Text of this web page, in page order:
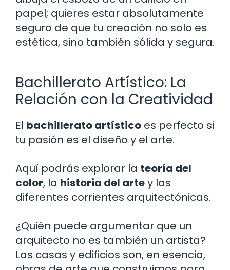
papel; quieres estar absolutamente
seguro de que tu creación no solo es
estética, sino también sólida y segura.
Bachillerato Artístico: La
Relación con la Creatividad
El bachillerato artístico es perfecto si
tu pasión es el diseño y el arte.
Aquí podrás explorar la teoría del
color, la historia del artey las
diferentes corrientes arquitectónicas.
¿Quién puede argumentar que un
arquitecto no es también un artista?
Las casas y edificios son, en esencia,